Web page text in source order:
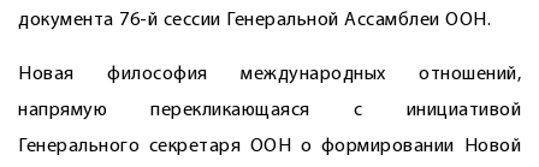
документа 76-й сессии Генеральной Ассамблеи ООН.
Новая философия международных отношений,
напрямую перекликающаяся с инициативой
Генерального секретаря ООН о формировании Новой